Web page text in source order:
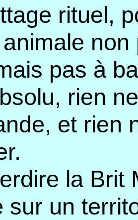
rituel,
pas à
rien
et rien
la Brit
sur un